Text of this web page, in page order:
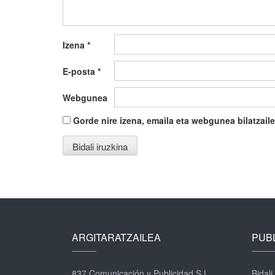
Izena *
E-posta *
Webgunea
Gorde nire izena, emaila eta webgunea
ARGITARATZAILEA